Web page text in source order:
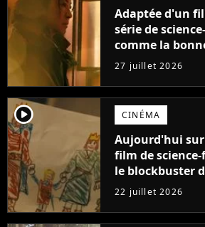
Adaptée d'un
série de
comme la
fin d'année
27 juillet 2026
player2 CINÉMA
Aujourd'hui sur
film de
le blockbuster
des plus gros
22 juillet 2026